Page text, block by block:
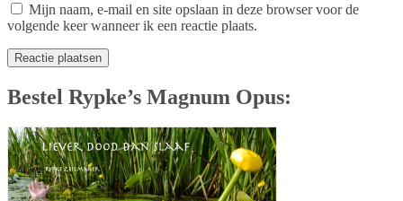
Mijn naam, e-mail en site opslaan in deze browser voor de
volgende keer wanneer ik een reactie plaats.
Bestel Rypke’s Magnum Opus: